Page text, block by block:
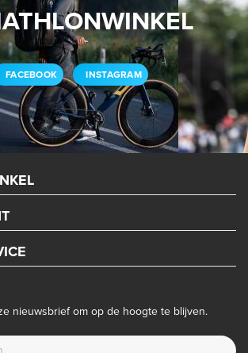
FACEBOOK INSTAGRAM
nieuwsbrief om op de hoogte te blijven.